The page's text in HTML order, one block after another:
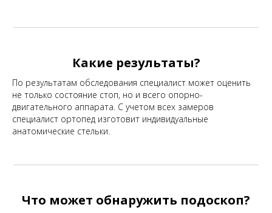
Какие результаты?
По результатам обследования специалист может оценить
не только состояние стоп, но и всего опорно-
двигательного аппарата. С учетом всех замеров
специалист ортопед изготовит индивидуальные
анатомические стельки.
Что может обнаружить подоскоп?